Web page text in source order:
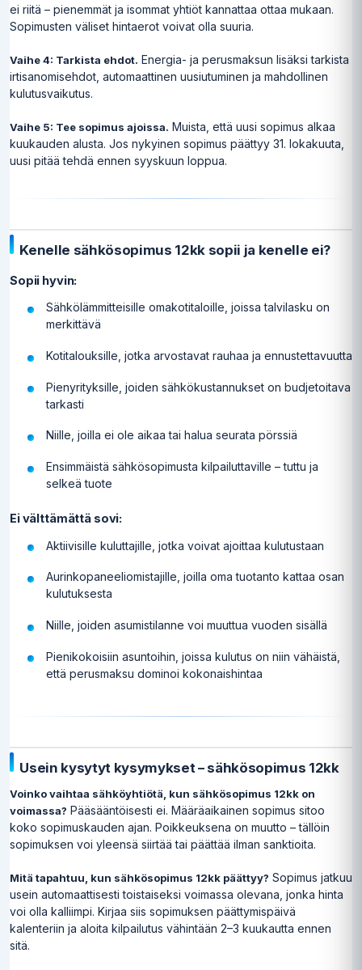
ei riitä – pienemmät ja isommat yhtiöt kannattaa ottaa mukaan.
Sopimusten väliset hintaerot voivat olla suuria.
Vaihe 4: Tarkista ehdot. Energia- ja perusmaksun lisäksi tarkista
irtisanomisehdot, automaattinen uusiutuminen ja mahdollinen
kulutusvaikutus.
Vaihe 5: Tee sopimus ajoissa. Muista, että uusi sopimus alkaa
kuukauden alusta. Jos nykyinen sopimus päättyy 31. lokakuuta,
uusi pitää tehdä ennen syyskuun loppua.
Kenelle sähkösopimus 12kk sopii ja kenelle ei?
Sopii hyvin:
Sähkölämmitteisille omakotitaloille, joissa talvilasku on
merkittävä
Kotitalouksille, jotka arvostavat rauhaa ja ennustettavuutta
Pienyrityksille, joiden sähkökustannukset on budjetoitava
tarkasti
Niille, joilla ei ole aikaa tai halua seurata pörssiä
Ensimmäistä sähkösopimusta kilpailuttaville – tuttu ja
selkeä tuote
Ei välttämättä sovi:
Aktiivisille kuluttajille, jotka voivat ajoittaa kulutustaan
Aurinkopaneeliomistajille, joilla oma tuotanto kattaa osan
kulutuksesta
Niille, joiden asumistilanne voi muuttua vuoden sisällä
Pienikokoisiin asuntoihin, joissa kulutus on niin vähäistä,
että perusmaksu dominoi kokonaishintaa
Usein kysytyt kysymykset – sähkösopimus 12kk
Voinko vaihtaa sähköyhtiötä, kun sähkösopimus 12kk on
voimassa? Pääsääntöisesti ei. Määräaikainen sopimus sitoo
koko sopimuskauden ajan. Poikkeuksena on muutto – tällöin
sopimuksen voi yleensä siirtää tai päättää ilman sanktioita.
Mitä tapahtuu, kun sähkösopimus 12kk päättyy? Sopimus jatkuu
usein automaattisesti toistaiseksi voimassa olevana, jonka hinta
voi olla kalliimpi. Kirjaa siis sopimuksen päättymispäivä
kalenteriin ja aloita kilpailutus vähintään 2–3 kuukautta ennen
sitä.